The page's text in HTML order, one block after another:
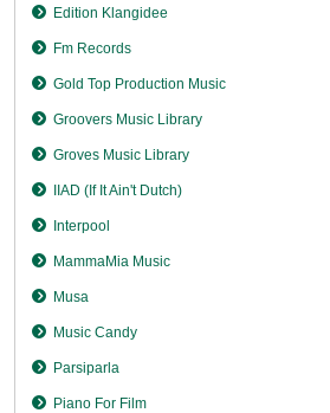
Edition Klangidee
Fm Records
Gold Top Production Music
Groovers Music Library
Groves Music Library
IIAD (If It Ain't Dutch)
Interpool
MammaMia Music
Musa
Music Candy
Parsiparla
Piano For Film